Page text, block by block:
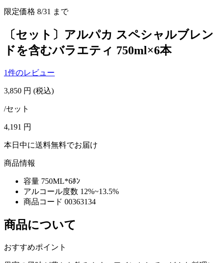
限定価格 8/31 まで
〔セット〕アルパカ スペシャルブレン
ドを含むバラエティ 750ml×6本
1件のレビュー
3,850 円 (税込)
/セット
4,191 円
本日中に送料無料でお届け
商品情報
容量 750ML*6ﾎﾝ
アルコール度数 12%~13.5%
商品コード 00363134
商品について
おすすめポイント